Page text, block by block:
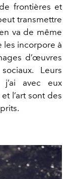
frontières et
transmettre
va de même
les incorpore à
d’œuvres
Leurs
avec eux
l’art sont des